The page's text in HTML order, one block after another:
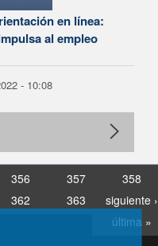
en línea:
al empleo
- 10:08
356 357
358
362 363
siguiente ›
última »